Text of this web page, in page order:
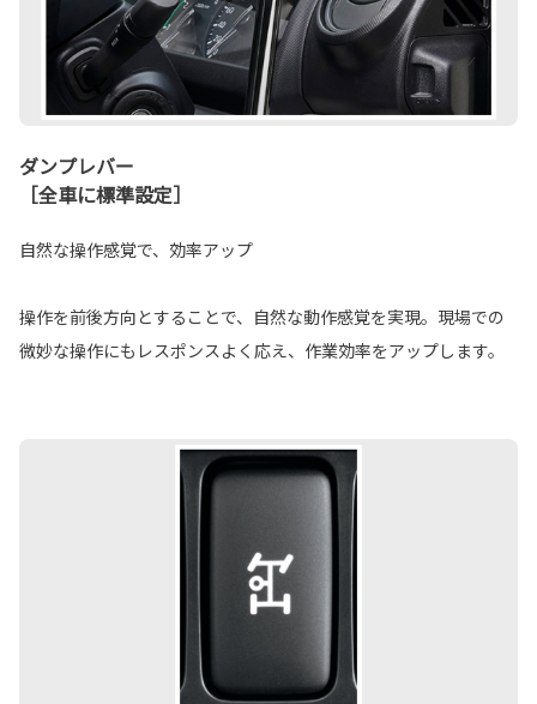
ダンプレバー
［全車に標準設定］
自然な操作感覚で、効率アップ
操作を前後方向とすることで、自然な動作感覚を実現。現場での
微妙な操作にもレスポンスよく応え、作業効率をアップします。